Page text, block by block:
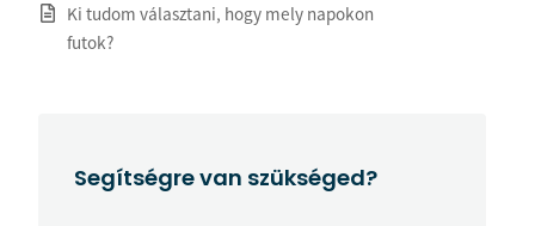
Ki tudom választani, hogy mely napokon
futok?
Segítségre van szükséged?